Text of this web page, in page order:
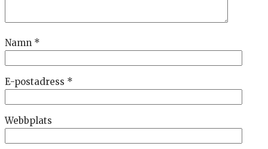
Namn *
E-postadress *
Webbplats